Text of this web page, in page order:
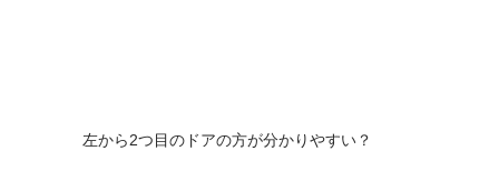
左から2つ目のドアの方が分かりやすい？